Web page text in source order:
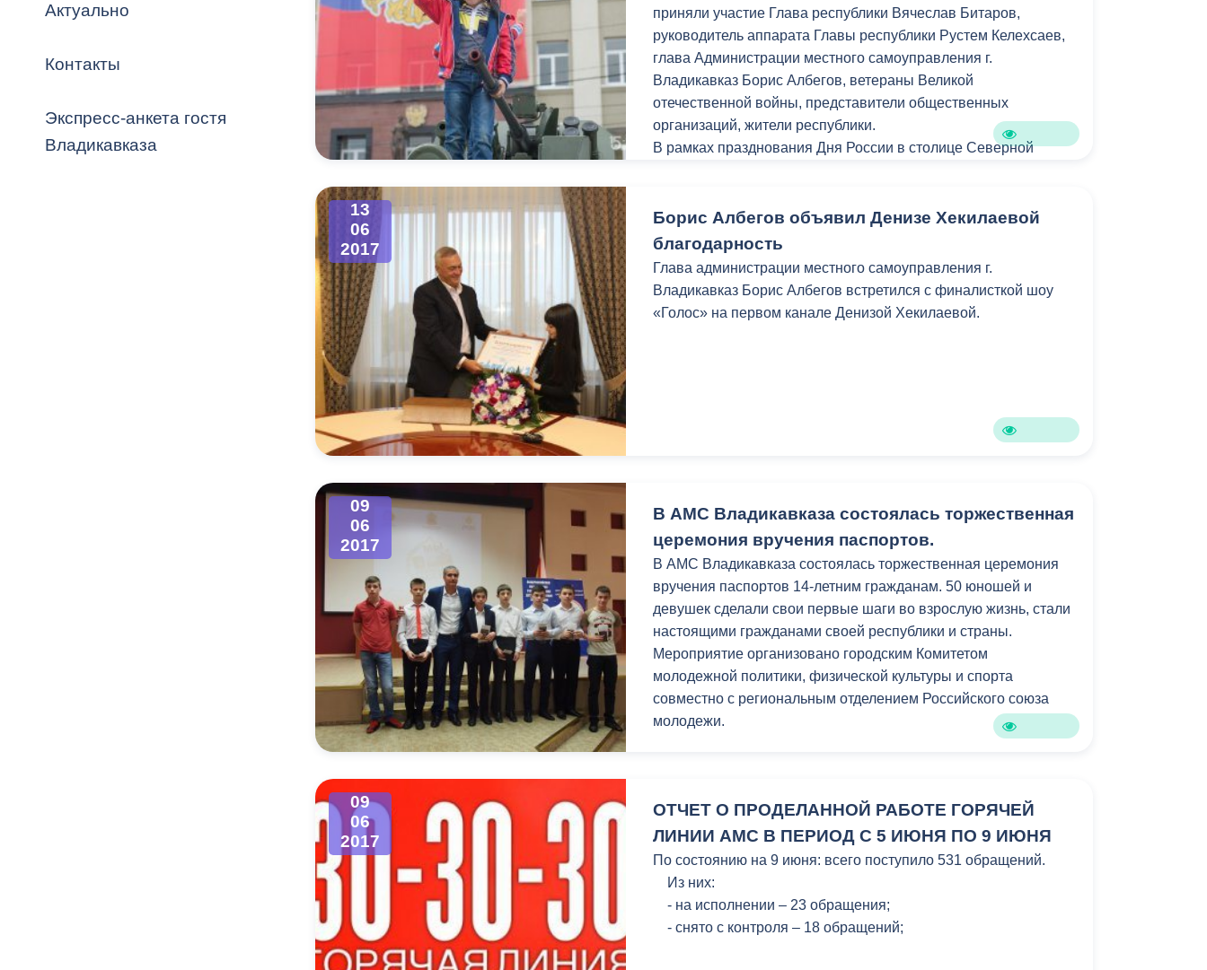
Владикавказ
Распоряжения, постановления Кадровая политика Противодействие коррупции
ОРВ и экспертиза НПА Контактная информация Градостроительная деятельность
Оценка деятельности органов
местного самоуправления
Списки граждан, состоящих на
учете в качестве нуждающихся в
улучшении жилищных условий по
Формирование комфортной
городской среды
Открытые данные
Общественное обсуждение
документов стратегического
планирования
чрезвычайных ситуациях
Незаконное строительство
Информация о результатах
проверок
Порядок обжалования решений и
действий органов местного
самоуправления
Муниципальный контроль Выборы 2026
Актуально
Контакты
Экспресс-анкета гостя
Владикавказа
приняли участие Глава республики Вячеслав Битаров,
руководитель аппарата Главы республики Рустем Келехсаев,
глава Администрации местного самоуправления г.
Владикавказ Борис Албегов, ветераны Великой
отечественной войны, представители общественных
организаций, жители республики.
В рамках празднования Дня России в столице Северной
Площадь свободы, театральная площадь, Олимпийский парк.
13
06
2017
Борис Албегов объявил Денизе Хекилаевой
благодарность
Глава администрации местного самоуправления г.
Владикавказ Борис Албегов встретился с финалисткой шоу
«Голос» на первом канале Денизой Хекилаевой.
09
06
2017
В АМС Владикавказа состоялась торжественная
церемония вручения паспортов.
В АМС Владикавказа состоялась торжественная церемония
вручения паспортов 14-летним гражданам. 50 юношей и
девушек сделали свои первые шаги во взрослую жизнь, стали
настоящими гражданами своей республики и страны.
Мероприятие организовано городским Комитетом
молодежной политики, физической культуры и спорта
совместно с региональным отделением Российского союза
молодежи.
09
06
2017
ОТЧЕТ О ПРОДЕЛАННОЙ РАБОТЕ ГОРЯЧЕЙ
ЛИНИИ АМС В ПЕРИОД С 5 ИЮНЯ ПО 9 ИЮНЯ
По состоянию на 9 июня: всего поступило 531 обращений.
Из них:
- на исполнении – 23 обращения;
- снято с контроля – 18 обращений;